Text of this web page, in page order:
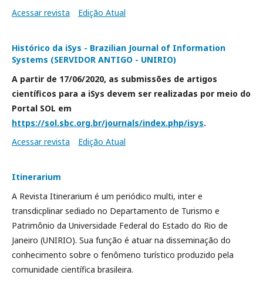
Acessar revista Edição Atual
Histórico da iSys - Brazilian Journal of Information
Systems (SERVIDOR ANTIGO - UNIRIO)
A partir de 17/06/2020, as submissões de artigos
científicos para a iSys devem ser realizadas por meio do
Portal SOL em
https://sol.sbc.org.br/journals/index.php/isys.
Acessar revista
Edição Atual
Itinerarium
A Revista Itinerarium é um periódico multi, inter e
transdicplinar sediado no Departamento de Turismo e
Patrimônio da Universidade Federal do Estado do Rio de
Janeiro (UNIRIO). Sua função é atuar na disseminação do
conhecimento sobre o fenômeno turístico produzido pela
comunidade científica brasileira.